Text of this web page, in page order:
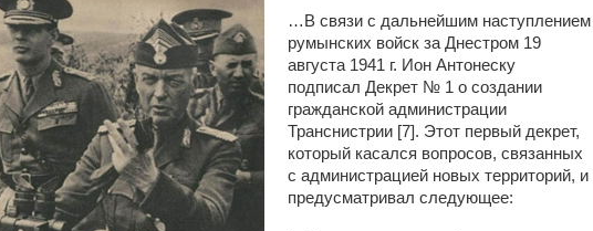
…В связи с дальнейшим наступлением
румынских войск за Днестром 19
августа 1941 г. Ион Антонеску
подписал Декрет № 1 о создании
гражданской администрации
Транснистрии [7]. Этот первый декрет,
который касался вопросов, связанных
с администрацией новых территорий, и
предусматривал следующее: